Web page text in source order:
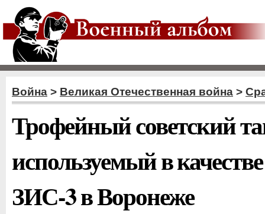
Война > Великая Отечественная война >
Трофейный советский
используемый в
ЗИС-3 в Воронеже